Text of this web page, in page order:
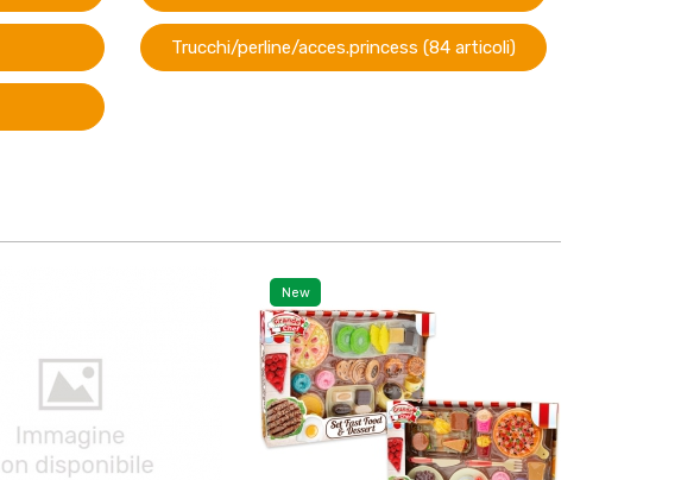
Trucchi/perline/acces.princess (84 articoli)
New